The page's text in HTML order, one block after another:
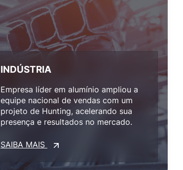
INDÚSTRIA
Empresa líder em alumínio ampliou a
equipe nacional de vendas com um
projeto de Hunting, acelerando sua
presença e resultados no mercado.
SAIBA MAIS